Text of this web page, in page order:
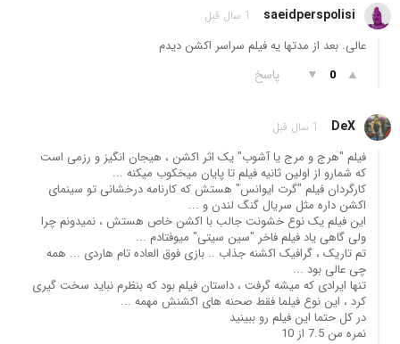
saeidperspolisi 1 سال قبل
عالی. بعد از مدتها یه فیلم سراسر اکشن دیدم
▲
0
▼ پاسخ
DeX 1 سال قبل
فیلم "هرج و مرج یا آشوب" یک اثر اکشن ، هیجان انگیز و رزمی است
که شمارو از اولین ثانیه فیلم تا پایان میخکوب میکنه ...
کارگردان فیلم "گرت ایوانس" هستش که کارنامه درخشانی تو سینمای
اکشن داره مثل سریال گنگ لندن و ...
این فیلم یک نوع خشونت جالب با اکشن خاص هستش ، نمیدونم چرا
ولی گاهی یاد فیلم فاخر "سین سیتی" میوفتادم ...
تم تاریک ، گرافیک اکشنه جذاب .. بازی فوق العاده تام هاردی ... همه
چی عالی بود ...
تنها ایرادی که میشه گرفت ، داستان فیلم بود که بنظرم نباید سخت گیری
کرد ، این نوع فیلما فقط صحنه های اکشنش مهمه ...
در کل حتما این فیلم رو ببینید
نمره من 7.5 از 10